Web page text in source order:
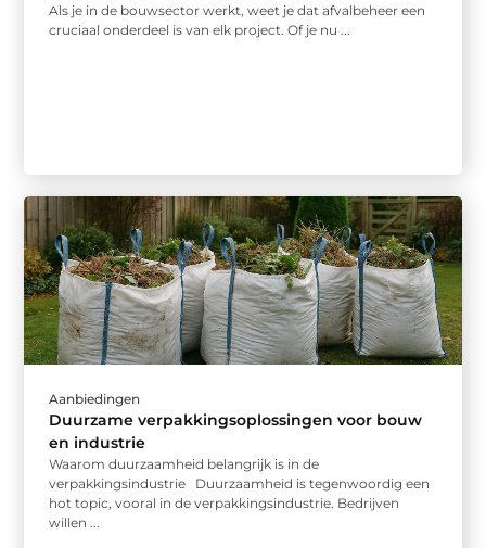
Als je in de bouwsector werkt, weet je dat afvalbeheer een
cruciaal onderdeel is van elk project. Of je nu ...
Aanbiedingen
Duurzame verpakkingsoplossingen voor bouw
en industrie
Waarom duurzaamheid belangrijk is in de
verpakkingsindustrie Duurzaamheid is tegenwoordig een
hot topic, vooral in de verpakkingsindustrie. Bedrijven
willen ...